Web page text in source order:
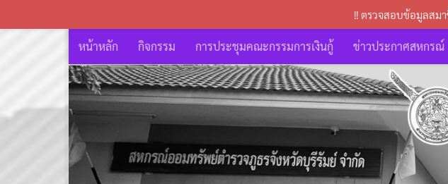
หน้าหลัก กิจกรรม การประชุมคณะกรรมการเงินกู้ ข่าวประกาศสหกรณ์
!! ตรวจสอบข้อมูลสม